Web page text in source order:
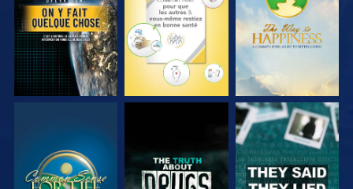
REGARDER REGARDER REGARDER